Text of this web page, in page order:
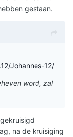
gestaan.
Johannes-12/
word, zal
na de kruisiging